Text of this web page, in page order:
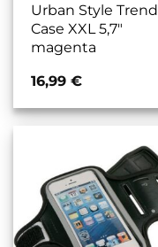
Urban Style Trend
Case XXL 5,7″
magenta
16,99 €